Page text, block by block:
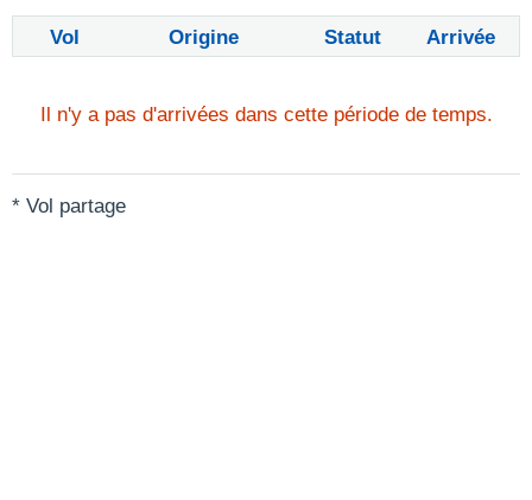
Vol Origine Statut Arrivée
Il n'y a pas d'arrivées dans cette période de temps.
* Vol partage